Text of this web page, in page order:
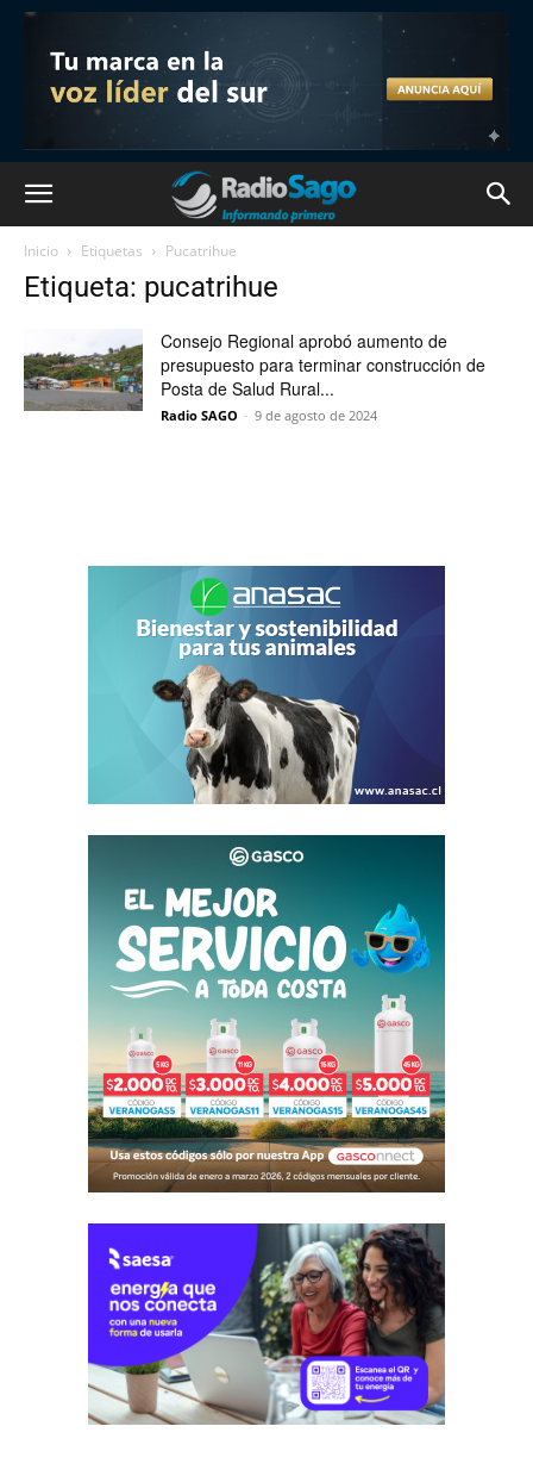
Inicio Etiquetas Pucatrihue
Etiqueta: pucatrihue
Consejo Regional aprobó aumento de
presupuesto para terminar construcción de
Posta de Salud Rural...
Radio SAGO - 9 de agosto de 2024